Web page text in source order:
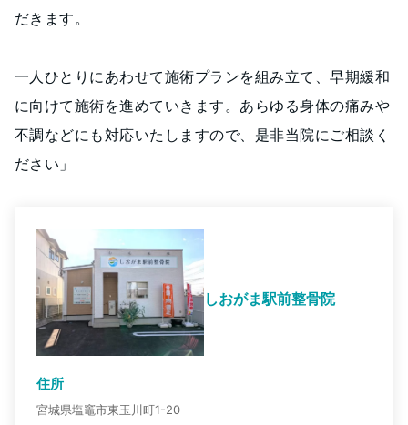
だきます。
一人ひとりにあわせて施術プランを組み立て、早期緩和
に向けて施術を進めていきます。あらゆる身体の痛みや
不調などにも対応いたしますので、是非当院にご相談く
ださい」
しおがま駅前整骨院
住所
宮城県塩竈市東玉川町1-20